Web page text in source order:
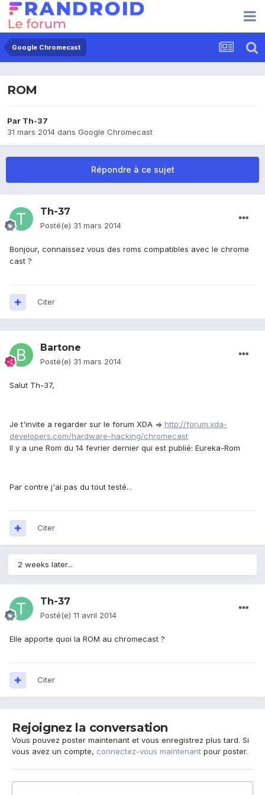
Google Chromecast
ROM
Par Th-37
31 mars 2014 dans Google Chromecast
Répondre à ce sujet
Th-37
Posté(e) 31 mars 2014
Bonjour, connaissez vous des roms compatibles avec le chrome
cast ?
Citer
Bartone
Posté(e) 31 mars 2014
Salut Th-37,
Je t'invite a regarder sur le forum XDA => http://forum.xda-
developers.com/hardware-hacking/chromecast
Il y a une Rom du 14 fevrier dernier qui est publié: Eureka-Rom
Par contre j'ai pas du tout testé...
Citer
2 weeks later...
Th-37
Posté(e) 11 avril 2014
Elle apporte quoi la ROM au chromecast ?
Citer
Rejoignez la conversation
Vous pouvez poster maintenant et vous enregistrez plus tard. Si
vous avez un compte, connectez-vous maintenant pour poster.